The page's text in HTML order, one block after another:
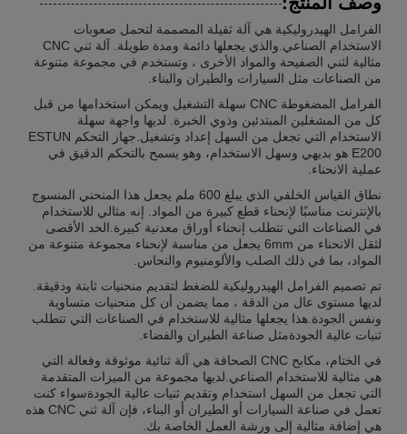
الفرامل الهيدروليكية هي آلة ثقيلة المصممة لتحمل صعوبات
الاستخدام الصناعي.والذي يجعلها دائمة ومدة طويلة. آلة ثني CNC
مثالية لثني الصفيحة والمواد الأخرى ، وتستخدم في مجموعة متنوعة
من الصناعات مثل السيارات والطيران والبناء.
الفرامل المضغوطة CNC سهلة التشغيل ويمكن استخدامها من قبل
كل من المشغلين المبتدئين وذوي الخبرة. لديها واجهة سهلة
الاستخدام التي تجعل من السهل إعداد وتشغيل.جهاز التحكم ESTUN
E200 هو بديهي وسهل الاستخدام، وهو يسمح بالتحكم الدقيق في
عملية الانحناء.
نطاق القياس الخلفي الذي يبلغ 600 ملم يجعل هذا المنحني المنسوج
بالإنترنت مناسبًا لإنحناء قطع كبيرة من المواد. إنه مثالي للاستخدام
في الصناعات التي تتطلب إنحناء أوراق معدنية كبيرة.الحد الأقصى
لثقل الانحناء من 6mm يجعل من مناسبة لإنحناء مجموعة متنوعة من
المواد، بما في ذلك الصلب والألومنيوم والنحاس.
تم تصميم الفرامل الهيدروليكية للضغط لتقديم منحنيات ثابتة ودقيقة.
لديها مستوى عال من الدقة ، مما يضمن أن كل منحنيات متساوية
ونفس الجودة.هذا يجعلها مثالية للاستخدام في الصناعات التي تتطلب
ثنيات عالية الجودةمثل صناعة الطيران والفضاء.
في الختام، مكابح CNC الصحافة هي آلة ثنائية موثوقة وفعالة التي
هي مثالية للاستخدام الصناعي.لديها مجموعة من الميزات المتقدمة
التي تجعل من السهل استخدام وتقديم ثنيات عالية الجودةسواء كنت
تعمل في صناعة السيارات أو الطيران أو البناء، فإن آلة ثني CNC هذه
هي إضافة مثالية إلى ورشة العمل الخاصة بك.